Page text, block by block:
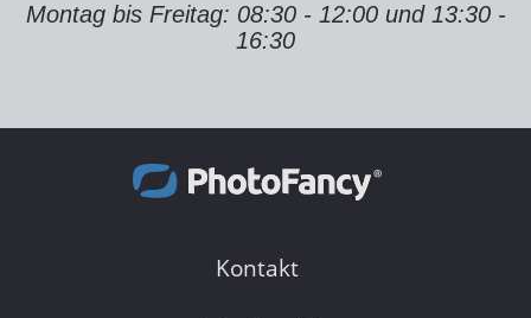
Montag bis Freitag: 08:30 - 12:00 und 13:30 -
16:30
Kontakt